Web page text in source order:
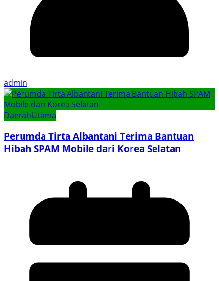
admin
DaerahUtama
Perumda Tirta Albantani Terima Bantuan
Hibah SPAM Mobile dari Korea Selatan